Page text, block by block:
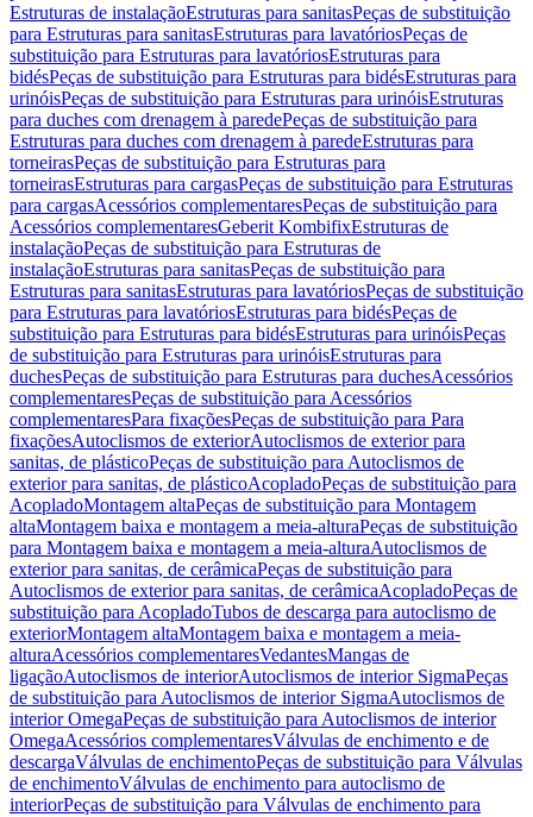
Estruturas de instalaçãoEstruturas para sanitasPeças de substituição
para Estruturas para sanitasEstruturas para lavatóriosPeças de
substituição para Estruturas para lavatóriosEstruturas para
bidésPeças de substituição para Estruturas para bidésEstruturas para
urinóisPeças de substituição para Estruturas para urinóisEstruturas
para duches com drenagem à paredePeças de substituição para
Estruturas para duches com drenagem à paredeEstruturas para
torneirasPeças de substituição para Estruturas para
torneirasEstruturas para cargasPeças de substituição para Estruturas
para cargasAcessórios complementaresPeças de substituição para
Acessórios complementaresGeberit KombifixEstruturas de
instalaçãoPeças de substituição para Estruturas de
instalaçãoEstruturas para sanitasPeças de substituição para
Estruturas para sanitasEstruturas para lavatóriosPeças de substituição
para Estruturas para lavatóriosEstruturas para bidésPeças de
substituição para Estruturas para bidésEstruturas para urinóisPeças
de substituição para Estruturas para urinóisEstruturas para
duchesPeças de substituição para Estruturas para duchesAcessórios
complementaresPeças de substituição para Acessórios
complementaresPara fixaçõesPeças de substituição para Para
fixaçõesAutoclismos de exteriorAutoclismos de exterior para
sanitas, de plásticoPeças de substituição para Autoclismos de
exterior para sanitas, de plásticoAcopladoPeças de substituição para
AcopladoMontagem altaPeças de substituição para Montagem
altaMontagem baixa e montagem a meia-alturaPeças de substituição
para Montagem baixa e montagem a meia-alturaAutoclismos de
exterior para sanitas, de cerâmicaPeças de substituição para
Autoclismos de exterior para sanitas, de cerâmicaAcopladoPeças de
substituição para AcopladoTubos de descarga para autoclismo de
exteriorMontagem altaMontagem baixa e montagem a meia-
alturaAcessórios complementaresVedantesMangas de
ligaçãoAutoclismos de interiorAutoclismos de interior SigmaPeças
de substituição para Autoclismos de interior SigmaAutoclismos de
interior OmegaPeças de substituição para Autoclismos de interior
OmegaAcessórios complementaresVálvulas de enchimento e de
descargaVálvulas de enchimentoPeças de substituição para Válvulas
de enchimentoVálvulas de enchimento para autoclismo de
interiorPeças de substituição para Válvulas de enchimento para